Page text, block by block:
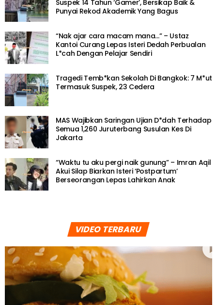
Suspek 14 Tahun ‘Gamer’, Bersikap Baik &
Punyai Rekod Akademik Yang Bagus
“Nak ajar cara macam mana…” – Ustaz
Kantoi Curang Lepas Isteri Dedah Perbualan
L*cah Dengan Pelajar Sendiri
Tragedi Temb*kan Sekolah Di Bangkok: 7 M*ut
Termasuk Suspek, 23 Cedera
MAS Wajibkan Saringan Ujian D*dah Terhadap
Semua 1,260 Juruterbang Susulan Kes Di
Jakarta
“Waktu tu aku pergi naik gunung” – Imran Aqil
Akui Silap Biarkan Isteri ‘Postpartum’
Berseorangan Lepas Lahirkan Anak
VIDEO TERBARU